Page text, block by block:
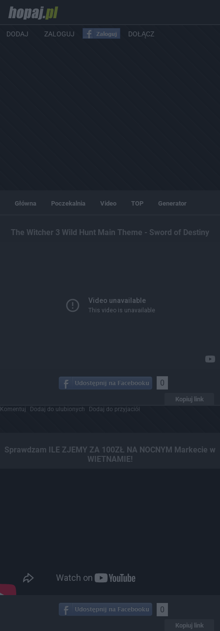
DODAJ ZALOGUJ DOŁĄCZ
Główna Poczekalnia Video TOP Generator
The Witcher 3 Wild Hunt Main Theme - Sword of Destiny
0
Kopiuj link
Komentuj Dodaj do ulubionych Dodaj do przyjaciół
Sprawdzam ILE ZJEMY ZA 100ZŁ NA NOCNYM Markecie w
WIETNAMIE!
0
Kopiuj link